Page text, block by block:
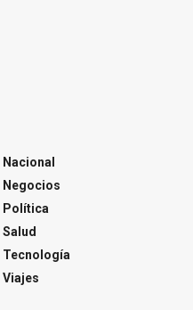
Nacional
Negocios
Política
Salud
Tecnología
Viajes